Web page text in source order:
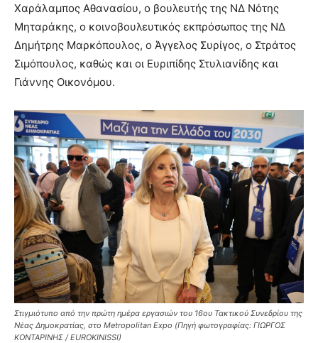
Χαράλαμπος Αθανασίου, ο βουλευτής της ΝΔ Νότης
Μηταράκης, ο κοινοβουλευτικός εκπρόσωπος της ΝΔ
Δημήτρης Μαρκόπουλος, ο Άγγελος Συρίγος, ο Στράτος
Σιμόπουλος, καθώς και οι Ευριπίδης Στυλιανίδης και
Γιάννης Οικονόμου.
Στιγμιότυπο από την πρώτη ημέρα εργασιών του 16ου Τακτικού Συνεδρίου της
Νέας Δημοκρατίας, στο Metropolitan Expo (Πηγή φωτογραφίας: ΓΙΩΡΓΟΣ
ΚΟΝΤΑΡΙΝΗΣ / EUROKINISSI)